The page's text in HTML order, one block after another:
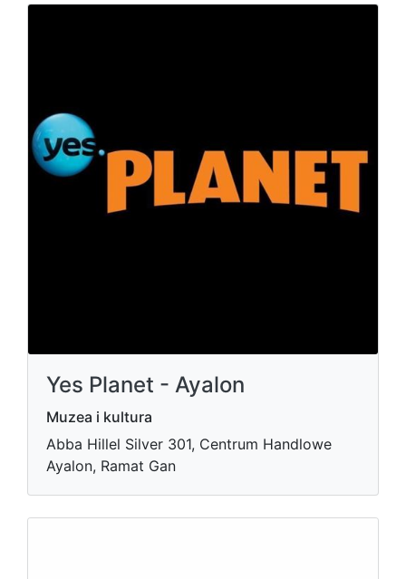
Yes Planet - Ayalon
Muzea i kultura
Abba Hillel Silver 301, Centrum Handlowe
Ayalon, Ramat Gan